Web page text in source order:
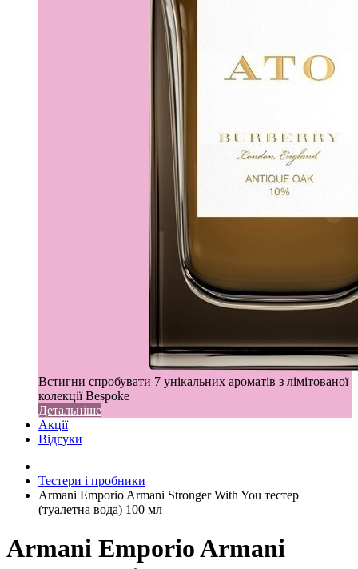
Встигни спробувати 7 унікальних ароматів з лімітованої
колекції Bespoke
Детальніше
Акції
Відгуки
Тестери і пробники
Armani Emporio Armani Stronger With You тестер
(туалетна вода) 100 мл
Armani Emporio Armani